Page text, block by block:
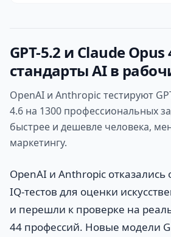
GPT-5.2 и Claude
стандарты AI в
OpenAI и Anthropic тестируют
4.6 на 1300 профессиональных
быстрее и дешевле человека,
маркетингу.
OpenAI и Anthropic
IQ-тестов для оценки
и перешли к проверке на
44 профессий. Новые модели